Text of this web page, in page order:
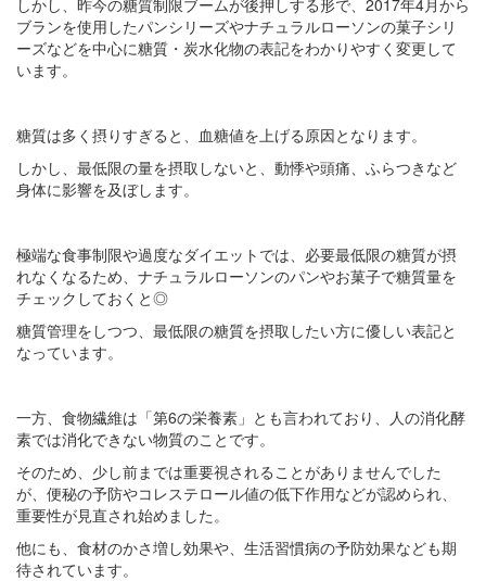
ブランを使用したパンシリーズやナチュラルローソンの菓子シリ
ーズなどを中心に糖質・炭水化物の表記をわかりやすく変更して
います。
糖質は多く摂りすぎると、血糖値を上げる原因となります。
しかし、最低限の量を摂取しないと、動悸や頭痛、ふらつきなど
身体に影響を及ぼします。
極端な食事制限や過度なダイエットでは、必要最低限の糖質が摂
れなくなるため、ナチュラルローソンのパンやお菓子で糖質量を
チェックしておくと◎
糖質管理をしつつ、最低限の糖質を摂取したい方に優しい表記と
なっています。
一方、食物繊維は「第6の栄養素」とも言われており、人の消化酵
素では消化できない物質のことです。
そのため、少し前までは重要視されることがありませんでした
が、便秘の予防やコレステロール値の低下作用などが認められ、
重要性が見直され始めました。
他にも、食材のかさ増し効果や、生活習慣病の予防効果なども期
待されています。